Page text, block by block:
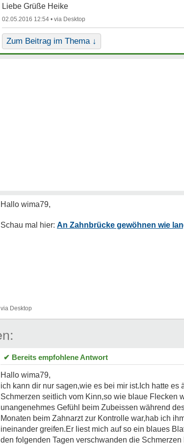
Liebe Grüße Heike
02.05.2016 12:54 •
Zum Beitrag im Thema ↓
An Zahnbrücke gewöhnen wie
✔ Bereits empfohlene Antwort
Hallo wima79,
ich kann dir nur sagen,wie es bei mir ist.Ich hatte
Schmerzen seitlich vom Kinn,so wie blaue Flecken
unangenehmes Gefühl beim Zubeissen während
Monaten beim Zahnarzt zur Kontrolle war,hab ich
ineinander greifen.Er liest mich auf so ein blaues
den folgenden Tagen verschwanden die